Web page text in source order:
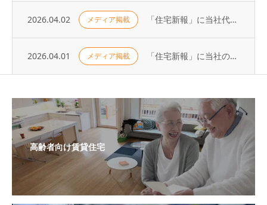
2026.04.02 メディア掲載 「住宅新報」に当社代表の取材記事が掲載されました（2026年3月31日号）
2026.04.01 メディア掲載 「住宅新報」に当社の取り組みが掲載されました（2026年3月24日号）
高齢者向け賃貸住宅